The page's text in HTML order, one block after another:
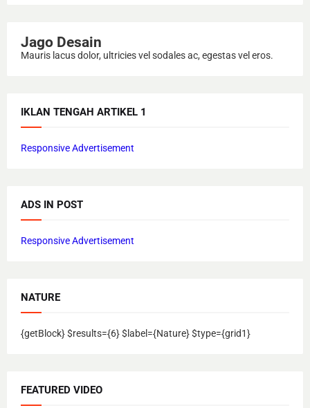
Jago Desain
Mauris lacus dolor, ultricies vel sodales ac, egestas vel eros.
IKLAN TENGAH ARTIKEL 1
Responsive Advertisement
ADS IN POST
Responsive Advertisement
NATURE
{getBlock} $results={6} $label={Nature} $type={grid1}
FEATURED VIDEO